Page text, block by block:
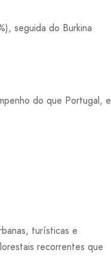
seguida do Burkina
do que Portugal, e
turísticas e
recorrentes que